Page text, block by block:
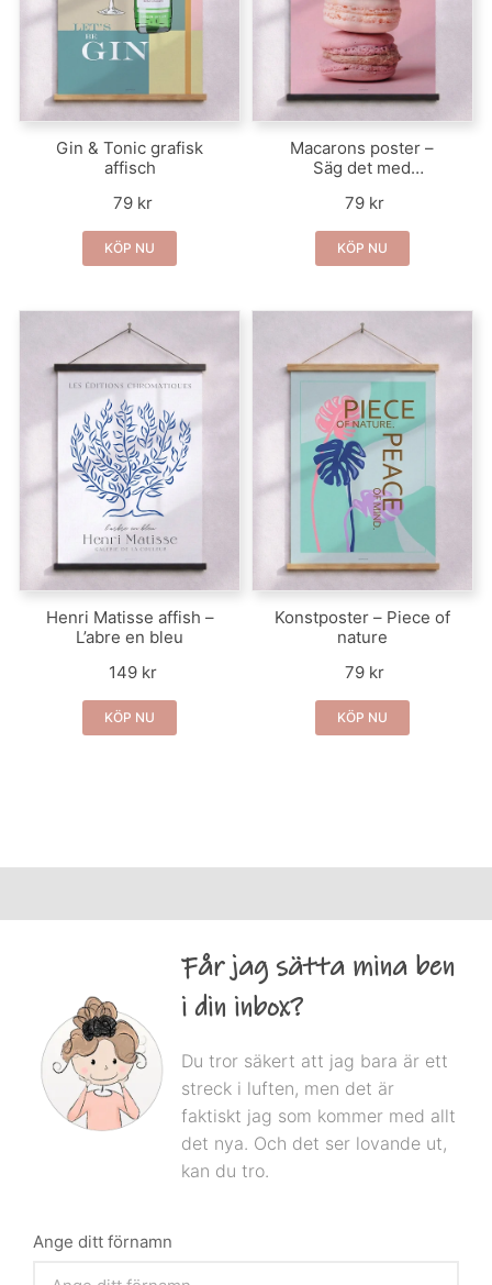
Gin & Tonic grafisk
affisch
79 kr
KÖP NU
Macarons poster –
Säg det med
79 kr
KÖP NU
Henri Matisse affish –
L’abre en bleu
149 kr
KÖP NU
Konstposter – Piece of
nature
79 kr
KÖP NU
Får jag sätta mina ben
i din inbox?
Du tror säkert att jag bara är ett
streck i luften, men det är
faktiskt jag som kommer med allt
det nya. Och det ser lovande ut,
kan du tro.
Ange ditt förnamn